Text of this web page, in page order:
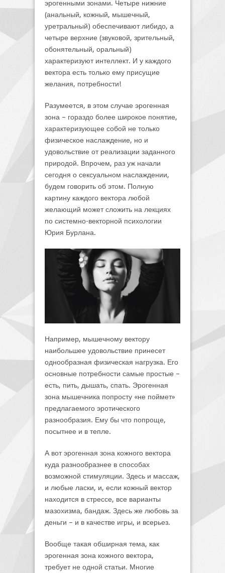
эрогенными зонами. Четыре нижние
(анальный, кожный, мышечный,
уретральный) обеспечивают либидо, а
четыре верхние (звуковой, зрительный,
обонятельный, оральный)
характеризуют интеллект. И у каждого
вектора есть только ему присущие
желания, потребности!
Разумеется, в этом случае эрогенная
зона – гораздо более широкое понятие,
характеризующее собой не только
физическое наслаждение, но и
удовольствие от реализации заданного
природой. Впрочем, раз уж начали
сегодня о сексуальном наслаждении,
будем говорить об этом. Полную
картину каждого вектора любой
желающий может сложить на лекциях
по системно-векторной психологии
Юрия Бурлана.
Например, мышечному вектору
наибольшее удовольствие принесет
однообразная физическая нагрузка. Его
основные потребности самые простые –
есть, пить, дышать, спать. Эрогенная
зона мышечника попросту «не поймет»
предлагаемого эротического
разнообразия. Ему бы что попроще,
посытнее и в тепле.
А вот эрогенная зона кожного вектора
куда разнообразнее в способах
возможной стимуляции. Здесь и массаж,
и любые ласки, и, если кожный вектор
находится в стрессе, все варианты
мазохизма, бандаж. Здесь же любовь за
деньги – и в качестве игры, и всерьез.
Вообще такая обширная тема, как
эрогенная зона кожного вектора,
требует не одной статьи. Многие